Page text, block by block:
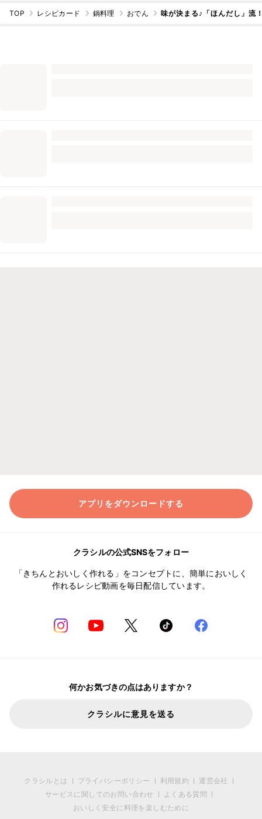
TOP レシピカード 鍋料理 おでん 味が決まる♪「ほんだし」流
アプリをダウンロードする
クラシルの公式SNSをフォロー
「きちんとおいしく作れる」をコンセプトに、簡単においしく
作れるレシピ動画を毎日配信しています。
何かお気づきの点はありますか？
クラシルに意見を送る
クラシルとは プライバシーポリシー 利用規約
運営会社
サービスに関してのお問い合わせ
よくある質問
おいしく安全に料理を楽しむために